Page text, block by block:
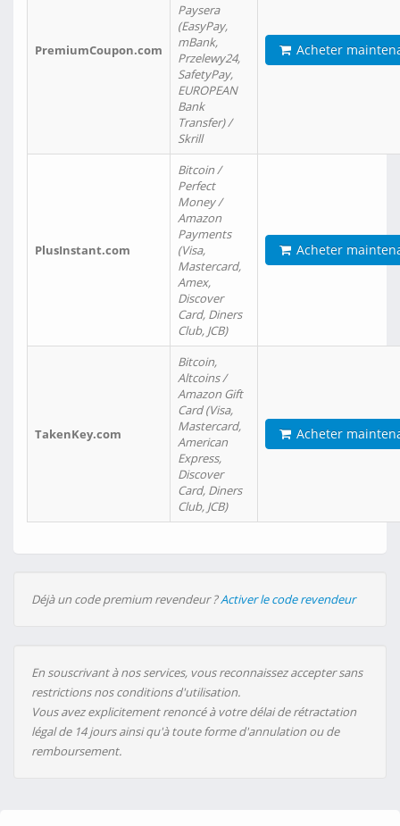
PremiumCoupon.com
Paysera
(EasyPay,
mBank,
Przelewy24,
SafetyPay,
EUROPEAN
Bank
Transfer) /
Skrill
Acheter
PlusInstant.com
Bitcoin /
Perfect
Money /
Amazon
Payments
(Visa,
Mastercard,
Amex,
Discover
Card, Diners
Club, JCB)
Acheter
TakenKey.com
Bitcoin,
Altcoins /
Amazon Gift
Card (Visa,
Mastercard,
American
Express,
Discover
Card, Diners
Club, JCB)
Acheter
Déjà un code premium revendeur ?Activer le code revendeur
En souscrivant à nos services, vous reconnaissez accepter sans
restrictions nos conditions d'utilisation.
Vous avez explicitement renoncé à votre délai de rétractation
légal de 14 jours ainsi qu'à toute forme d'annulation ou de
remboursement.